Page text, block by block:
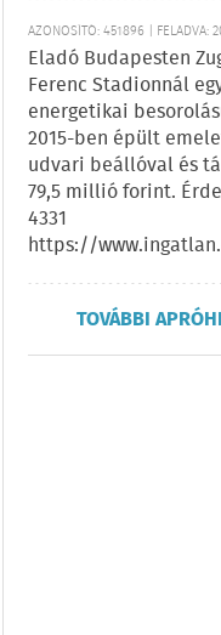
AZONOSÍTÓ: 451896 | FELADVA:
Eladó Budapesten
Ferenc Stadionnál
energetikai
2015-ben épült
udvari beállóval és
79,5 millió forint.
4331
https://
TOVÁBBI